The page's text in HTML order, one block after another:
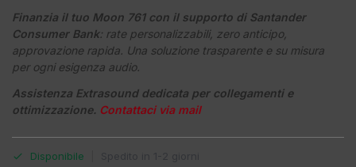
Finanzia il tuo Moon 761 con il supporto di Santander
Consumer Bank: rate personalizzabili, zero anticipo,
approvazione rapida. Una soluzione trasparente e su misura
per ogni esigenza audio.
Assistenza Extrasound dedicata per collegamenti e
ottimizzazione. Contattaci via mail
Disponibile